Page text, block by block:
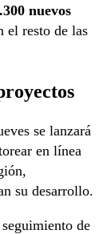
nuevos
el resto de las
se lanzará
en línea
su desarrollo.
de